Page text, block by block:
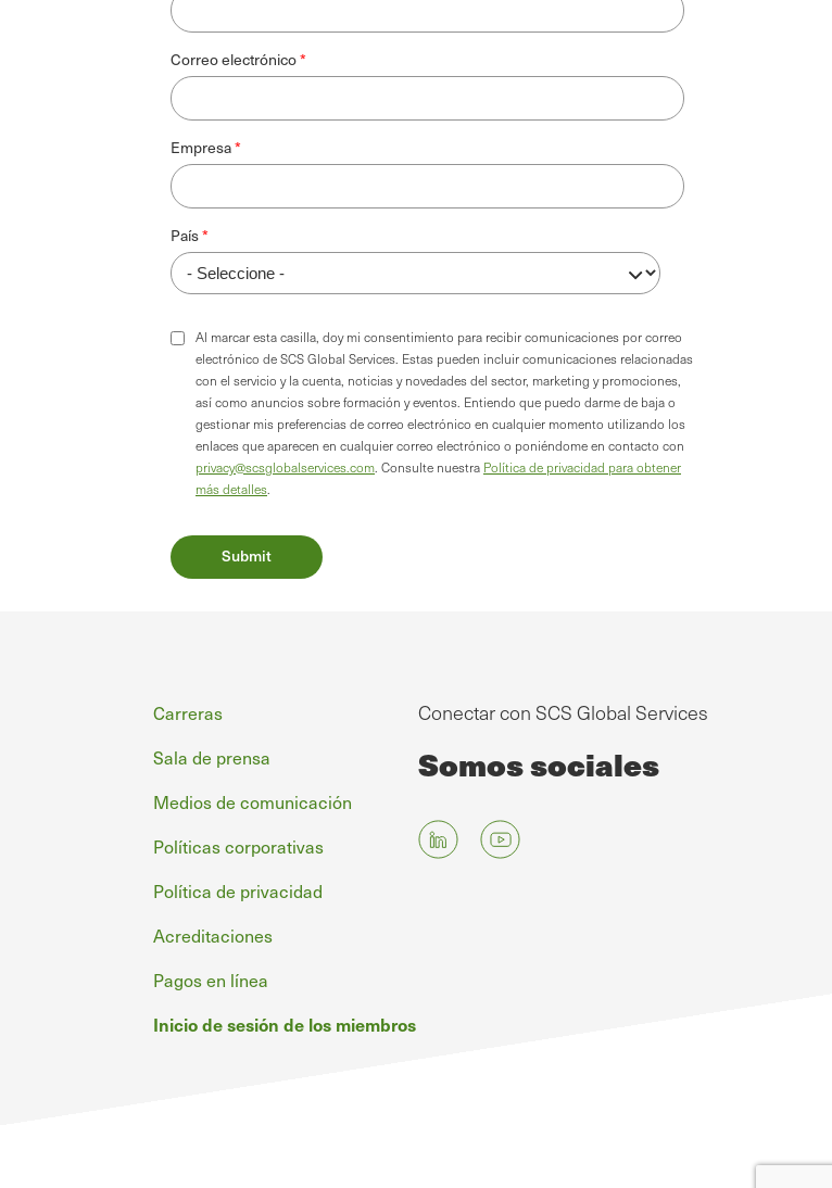
Correo electrónico
Empresa
País
Al marcar esta casilla, doy mi consentimiento para recibir comunicaciones por correo
electrónico de SCS Global Services. Estas pueden incluir comunicaciones relacionadas
con el servicio y la cuenta, noticias y novedades del sector, marketing y promociones,
así como anuncios sobre formación y eventos. Entiendo que puedo darme de baja o
gestionar mis preferencias de correo electrónico en cualquier momento utilizando los
enlaces que aparecen en cualquier correo electrónico o poniéndome en contacto con
privacy@scsglobalservices.com . Consulte nuestra Política de privacidad para obtener
más detalles
Pie
de
página
Carreras
Sala de prensa
Medios de comunicación
Políticas corporativas
Política de privacidad
Acreditaciones
Pagos en línea
Inicio de sesión de los miembros
Conectar con SCS Global Services
Somos sociales